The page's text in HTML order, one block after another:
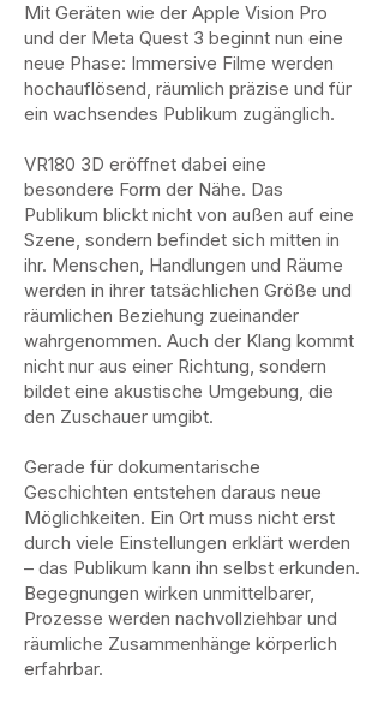
Mit Geräten wie der Apple Vision Pro
und der Meta Quest 3 beginnt nun eine
neue Phase: Immersive Filme werden
hochauflösend, räumlich präzise und für
ein wachsendes Publikum zugänglich.
VR180 3D eröffnet dabei eine
besondere Form der Nähe. Das
Publikum blickt nicht von außen auf eine
Szene, sondern befindet sich mitten in
ihr. Menschen, Handlungen und Räume
werden in ihrer tatsächlichen Größe und
räumlichen Beziehung zueinander
wahrgenommen. Auch der Klang kommt
nicht nur aus einer Richtung, sondern
bildet eine akustische Umgebung, die
den Zuschauer umgibt.
Gerade für dokumentarische
Geschichten entstehen daraus neue
Möglichkeiten. Ein Ort muss nicht erst
durch viele Einstellungen erklärt werden
– das Publikum kann ihn selbst erkunden.
Begegnungen wirken unmittelbarer,
Prozesse werden nachvollziehbar und
räumliche Zusammenhänge körperlich
erfahrbar.